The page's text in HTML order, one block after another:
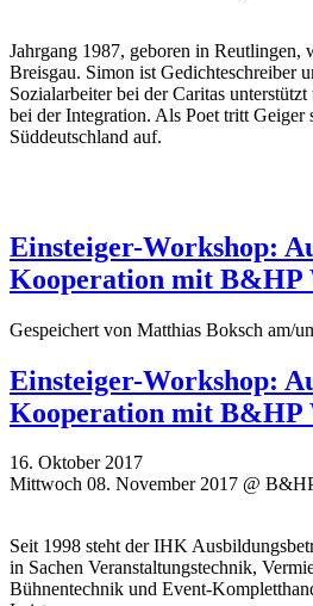
Jahrgang 1987, geboren in Reutlingen,
Breisgau. Simon ist Gedichteschreiber
Sozialarbeiter bei der Caritas
bei der Integration. Als Poet tritt Geiger
Süddeutschland auf.
Einsteiger-Workshop:
Kooperation mit B&HP
Gespeichert von Matthias Boksch am/
Einsteiger-Workshop:
Kooperation mit B&HP
16. Oktober 2017
Mittwoch 08. November 2017 @
Seit 1998 steht der IHK
in Sachen Veranstaltungstechnik,
Bühnentechnik und Event-